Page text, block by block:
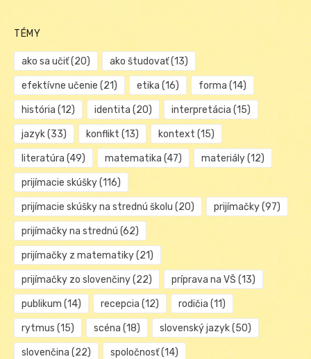
TÉMY
ako sa učiť(20) ako študovať(13)
efektívne učenie (21) etika (16) forma (14)
história (12) identita (20) interpretácia (15)
jazyk(33) konflikt (13) kontext (15)
literatúra (49) matematika (47) materiály(12)
prijímacie skúšky(116)
prijímacie skúšky na strednú školu (20) prijímačky(97)
prijímačky na strednú (62)
prijímačky z matematiky(21)
prijímačky zo slovenčiny(22) príprava na VŠ (13)
publikum (14) recepcia (12) rodičia (11)
rytmus (15) scéna (18) slovenský jazyk(50)
slovenčina (22) spoločnosť(14)